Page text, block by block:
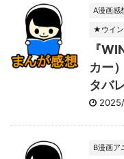
A漫画感
★ウイン
『
カー
タバ
B漫画ア